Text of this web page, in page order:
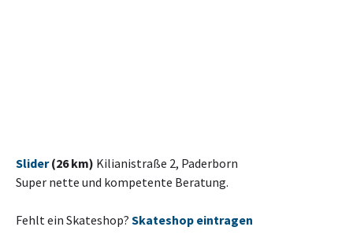
Slider(26 km) Kilianistraße 2, Paderborn
Super nette und kompetente Beratung.
Fehlt ein Skateshop? Skateshop eintragen